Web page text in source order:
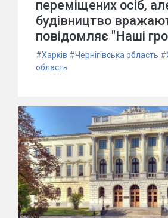
переміщених осіб,
будівництво
повідомляє "Наші
#Харків #Чернігівська область #
область